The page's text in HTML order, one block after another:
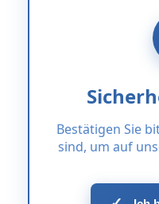
Bestätigen Sie
sind, um auf